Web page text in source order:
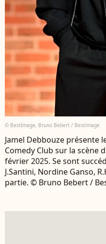
© BestImage, Bruno Bebert / Bestimage
Jamel Debbouze présente
Comedy Club sur la scène
février 2025. Se sont
J.Santini, Nordine Ganso,
partie. © Bruno Bebert /